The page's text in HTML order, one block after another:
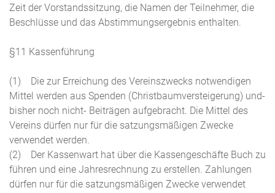
Zeit der Vorstandssitzung, die Namen der Teilnehmer, die
Beschlüsse und das Abstimmungsergebnis enthalten.
§11 Kassenführung
(1) Die zur Erreichung des Vereinszwecks notwendigen
Mittel werden aus Spenden (Christbaumversteigerung) und-
bisher noch nicht- Beiträgen aufgebracht. Die Mittel des
Vereins dürfen nur für die satzungsmäßigen Zwecke
verwendet werden.
(2) Der Kassenwart hat über die Kassengeschäfte Buch zu
führen und eine Jahresrechnung zu erstellen. Zahlungen
dürfen nur für die satzungsmäßigen Zwecke verwendet